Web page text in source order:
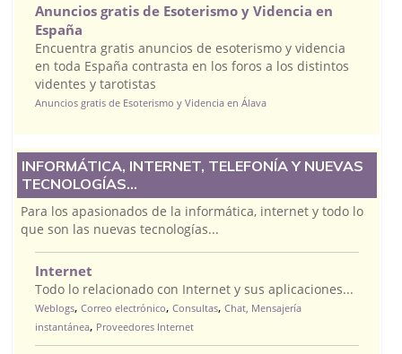
Anuncios gratis de Esoterismo y Videncia en
España
Encuentra gratis anuncios de esoterismo y videncia
en toda España contrasta en los foros a los distintos
videntes y tarotistas
Anuncios gratis de Esoterismo y Videncia en Álava
INFORMÁTICA, INTERNET, TELEFONÍA Y NUEVAS
TECNOLOGÍAS...
Para los apasionados de la informática, internet y todo lo
que son las nuevas tecnologías...
Internet
Todo lo relacionado con Internet y sus aplicaciones...
Weblogs, Correo electrónico, Consultas, Chat, Mensajería
instantánea, Proveedores Internet